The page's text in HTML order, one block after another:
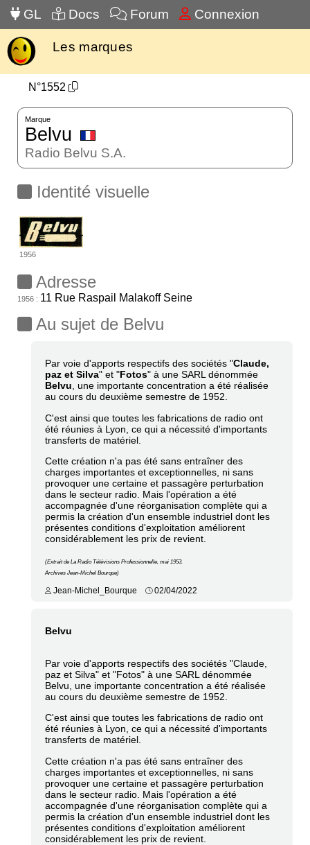
GL Docs Forum Connexion
Les marques
N°1552
Marque
Belvu
Radio Belvu S.A.
Identité visuelle
1956
Adresse
1956 : 11 Rue Raspail Malakoff Seine
Au sujet de Belvu
Par voie d'apports respectifs des sociétés "Claude,
paz et Silva" et "Fotos" à une SARL dénommée
Belvu, une importante concentration a été réalisée
au cours du deuxième semestre de 1952.
C'est ainsi que toutes les fabrications de radio ont
été réunies à Lyon, ce qui a nécessité d'importants
transferts de matériel.
Cette création n'a pas été sans entraîner des
charges importantes et exceptionnelles, ni sans
provoquer une certaine et passagère perturbation
dans le secteur radio. Mais l'opération a été
accompagnée d'une réorganisation complète qui a
permis la création d'un ensemble industriel dont les
présentes conditions d'exploitation améliorent
considérablement les prix de revient.
(Extrait de La Radio Télévisions Professionnelle, mai 1953.
Archives Jean-Michel Bourque)
Jean-Michel_Bourque 02/04/2022
Belvu
Par voie d'apports respectifs des sociétés "Claude,
paz et Silva" et "Fotos" à une SARL dénommée
Belvu, une importante concentration a été réalisée
au cours du deuxième semestre de 1952.
C'est ainsi que toutes les fabrications de radio ont
été réunies à Lyon, ce qui a nécessité d'importants
transferts de matériel.
Cette création n'a pas été sans entraîner des
charges importantes et exceptionnelles, ni sans
provoquer une certaine et passagère perturbation
dans le secteur radio. Mais l'opération a été
accompagnée d'une réorganisation complète qui a
permis la création d'un ensemble industriel dont les
présentes conditions d'exploitation améliorent
considérablement les prix de revient.